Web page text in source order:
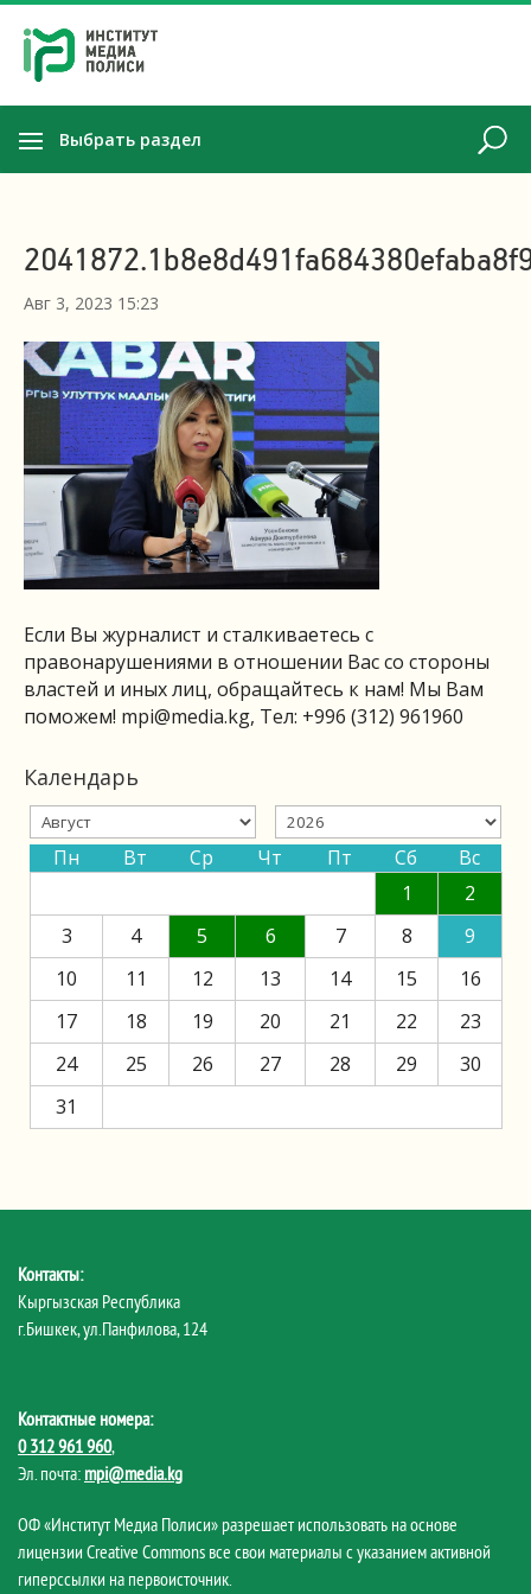
Выбрать раздел
Авг 3, 2023 15:23
Если Вы журналист и сталкиваетесь с
правонарушениями в отношении Вас со стороны
властей и иных лиц, обращайтесь к нам! Мы Вам
поможем! mpi@media.kg, Тел: +996 (312) 961960
Календарь
Пн Вт Ср Чт Пт Сб
Вс
1
2
3
4 5 6 7 8
9
10
11 12 13 14 15
16
17
18 19 20 21 22
23
24
25 26 27 28 29
30
31
Контакты:
Кыргызская Республика
г.Бишкек, ул.Панфилова, 124
Контактные номера:
0 312 961 960,
Эл. почта: mpi@media.kg
ОФ «Институт Медиа Полиси» разрешает использовать на основе
лицензии Creative Commons все свои материалы с указанием активной
гиперссылки на первоисточник.